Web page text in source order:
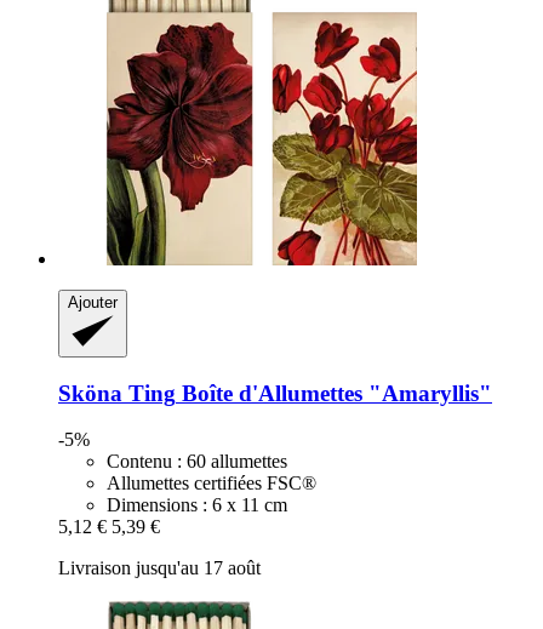
Ajouter
Sköna Ting Boîte d'Allumettes "Amaryllis"
-5%
Contenu : 60 allumettes
Allumettes certifiées FSC®
Dimensions : 6 x 11 cm
5,12 € 5,39 €
Livraison jusqu'au 17 août